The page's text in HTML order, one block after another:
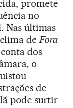
promete
no
Nas últimas
clima deFora
dos
o
de
pode surtir